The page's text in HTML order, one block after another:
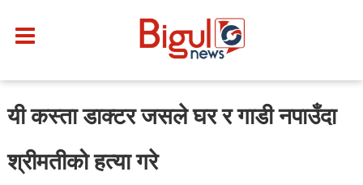
यी कस्ता डाक्टर जसले घर र गाडी नपाउँदा
श्रीमतीको हत्या गरे